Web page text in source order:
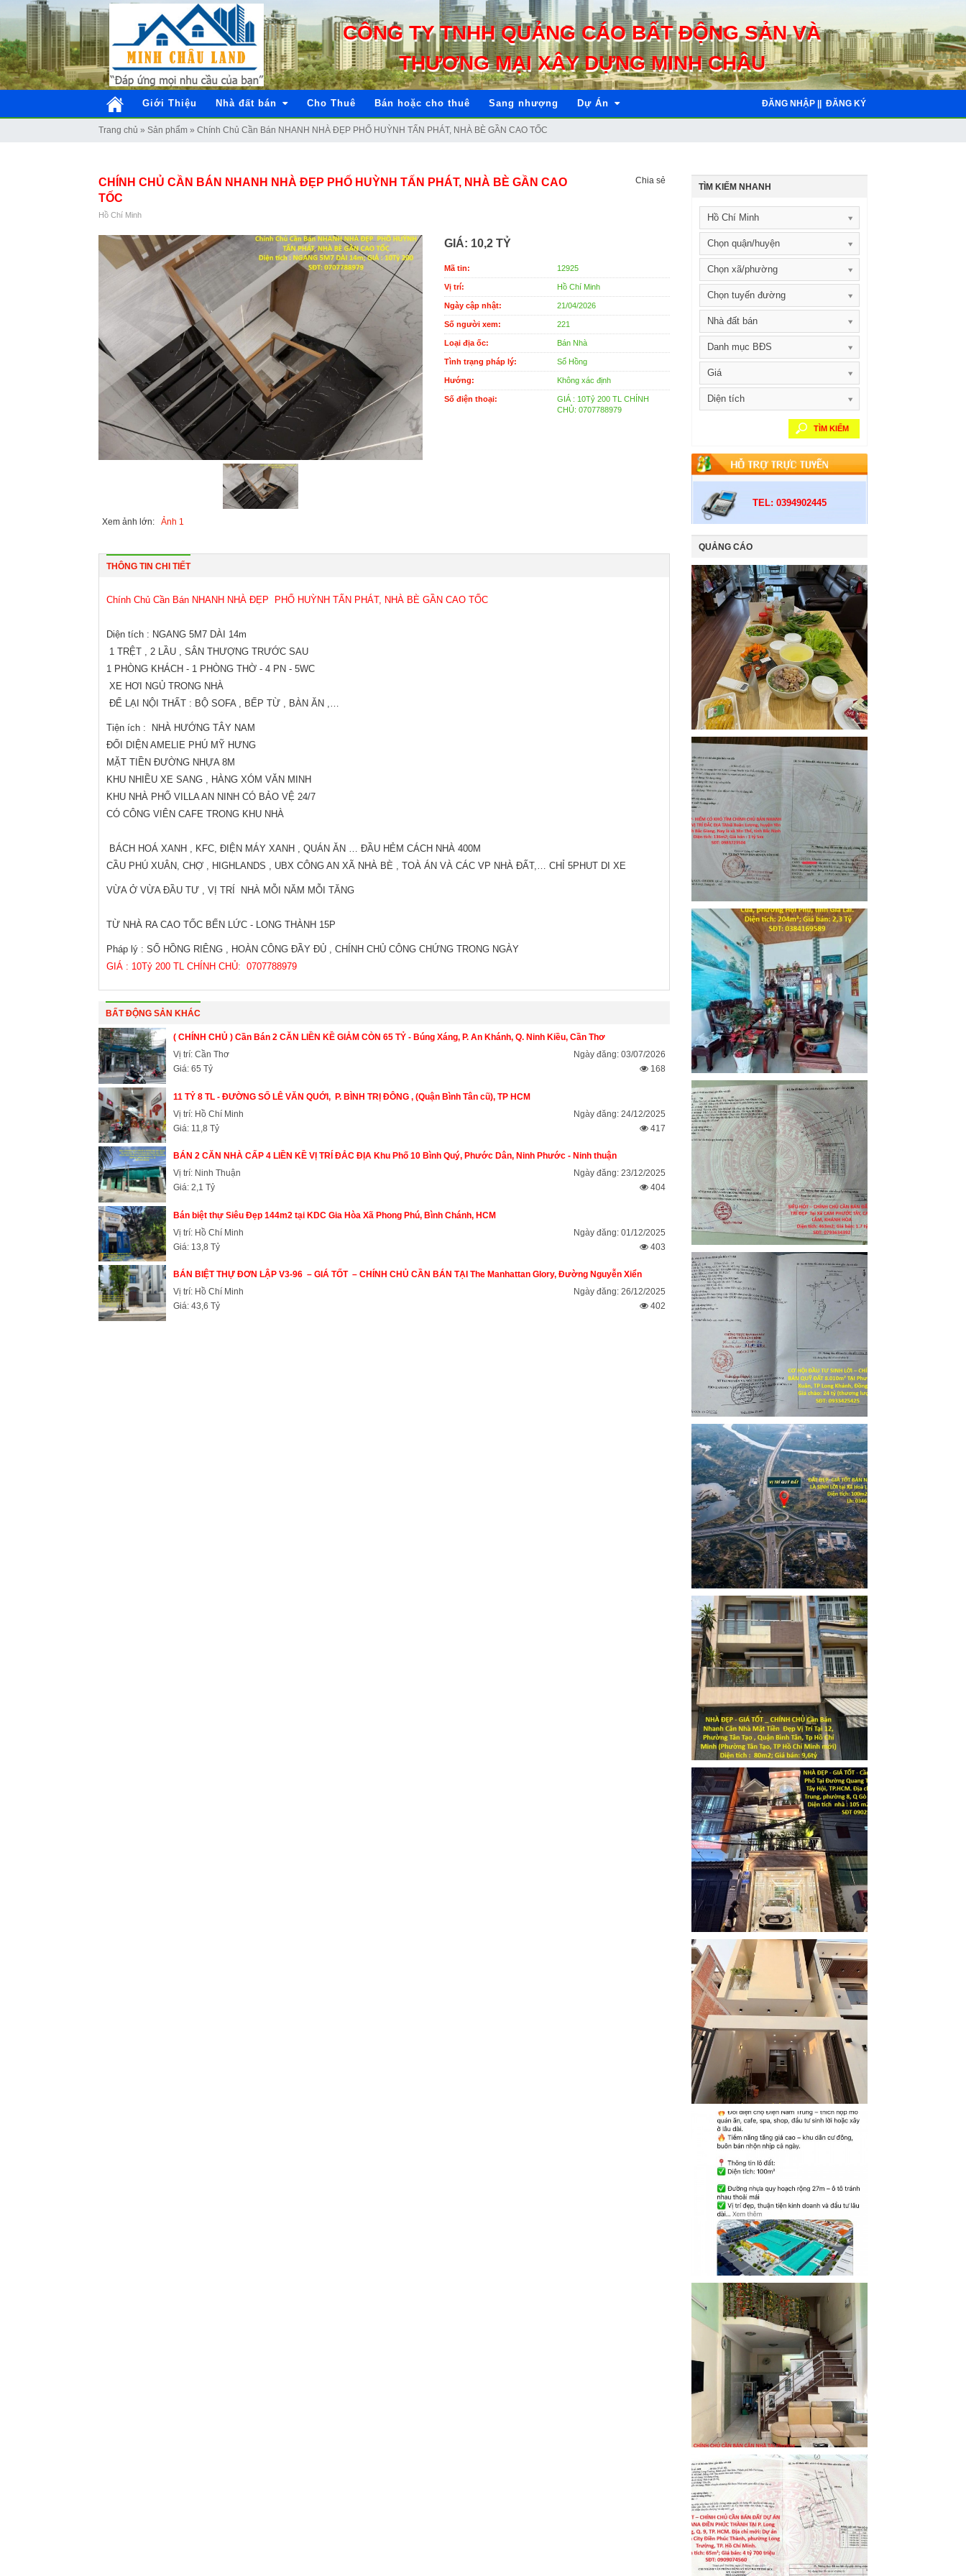
CÔNG TY TNHH QUẢNG CÁO BẤT ĐỘNG SẢN VÀ
THƯƠNG MẠI XÂY DỰNG MINH CHÂU
Giới Thiệu Nhà đất bán Cho Thuê Bán hoặc cho thuê Sang nhượng Dự Án ĐĂNG NHẬP || ĐĂNG KÝ
Trang chủ » Sản phẩm » Chính Chủ Cần Bán NHANH NHÀ ĐẸP PHỐ HUỲNH TẤN PHÁT, NHÀ BÈ GẦN CAO TỐC
CHÍNH CHỦ CẦN BÁN NHANH NHÀ ĐẸP PHỐ HUỲNH TẤN PHÁT, NHÀ BÈ GẦN CAO
TỐC
Chia sẻ
Hồ Chí Minh
Xem ảnh lớn: Ảnh 1
GIÁ: 10,2 TỶ
Mã tin: 12925
Vị trí: Hồ Chí Minh
Ngày cập nhật: 21/04/2026
Số người xem: 221
Loại địa ốc: Bán Nhà
Tình trạng pháp lý: Sổ Hồng
Hướng: Không xác định
Số điện thoại:
GIÁ : 10Tỷ 200 TL CHÍNH
CHỦ: 0707788979
THÔNG TIN CHI TIẾT
Chính Chủ Cần Bán NHANH NHÀ ĐẸP PHỐ HUỲNH TẤN PHÁT, NHÀ BÈ GẦN CAO TỐC
Diện tích : NGANG 5M7 DÀI 14m
1 TRỆT , 2 LẦU , SÂN THƯỢNG TRƯỚC SAU
1 PHÒNG KHÁCH - 1 PHÒNG THỜ - 4 PN - 5WC
XE HƠI NGỦ TRONG NHÀ
ĐỂ LẠI NỘI THẤT : BỘ SOFA , BẾP TỪ , BÀN ĂN ,…
Tiện ích : NHÀ HƯỚNG TÂY NAM
ĐỐI DIỆN AMELIE PHÚ MỸ HƯNG
MẶT TIỀN ĐƯỜNG NHỰA 8M
KHU NHIỀU XE SANG , HÀNG XÓM VĂN MINH
KHU NHÀ PHỐ VILLA AN NINH CÓ BẢO VỆ 24/7
CÓ CÔNG VIÊN CAFE TRONG KHU NHÀ
BÁCH HOÁ XANH , KFC, ĐIỆN MÁY XANH , QUÁN ĂN … ĐẦU HẺM CÁCH NHÀ 400M
CẦU PHÚ XUÂN, CHỢ , HIGHLANDS , UBX CÔNG AN XÃ NHÀ BÈ , TOÀ ÁN VÀ CÁC VP NHÀ ĐẤT,… CHỈ 5PHUT DI XE
VỪA Ở VỪA ĐẦU TƯ , VỊ TRÍ NHÀ MỖI NĂM MỖI TĂNG
TỪ NHÀ RA CAO TỐC BẾN LỨC - LONG THÀNH 15P
Pháp lý : SỔ HỒNG RIÊNG , HOÀN CÔNG ĐẦY ĐỦ , CHÍNH CHỦ CÔNG CHỨNG TRONG NGÀY
GIÁ : 10Tỷ 200 TL CHÍNH CHỦ: 0707788979
BẤT ĐỘNG SẢN KHÁC
( CHÍNH CHỦ ) Cần Bán 2 CĂN LIỀN KỀ GIẢM CÒN 65 TỶ - Búng Xáng, P. An Khánh, Q. Ninh Kiều, Cần Thơ
Vị trí: Cần Thơ
Giá: 65 Tỷ
Ngày đăng: 03/07/2026
168
11 TỶ 8 TL - ĐƯỜNG SỐ LÊ VĂN QUỚI,  P. BÌNH TRỊ ĐÔNG , (Quận Bình Tân cũ), TP HCM
Vị trí: Hồ Chí Minh
Giá: 11,8 Tỷ
Ngày đăng: 24/12/2025
417
BÁN 2 CĂN NHÀ CẤP 4 LIỀN KỀ VỊ TRÍ ĐẮC ĐỊA Khu Phố 10 Bình Quý, Phước Dân, Ninh Phước - Ninh thuận
Vị trí: Ninh Thuận
Giá: 2,1 Tỷ
Ngày đăng: 23/12/2025
404
Bán biệt thự Siêu Đẹp 144m2 tại KDC Gia Hòa Xã Phong Phú, Bình Chánh, HCM
Vị trí: Hồ Chí Minh
Giá: 13,8 Tỷ
Ngày đăng: 01/12/2025
403
BÁN BIỆT THỰ ĐƠN LẬP V3-96  – GIÁ TỐT  – CHÍNH CHỦ CẦN BÁN TẠI The Manhattan Glory, Đường Nguyễn Xiển
Vị trí: Hồ Chí Minh
Giá: 43,6 Tỷ
Ngày đăng: 26/12/2025
402
TÌM KIẾM NHANH
Hồ Chí Minh
Chọn quận/huyện
Chọn xã/phường
Chọn tuyến đường
Nhà đất bán
Danh mục BĐS
Giá
Diện tích
TÌM KIẾM
TEL: 0394902445
QUẢNG CÁO